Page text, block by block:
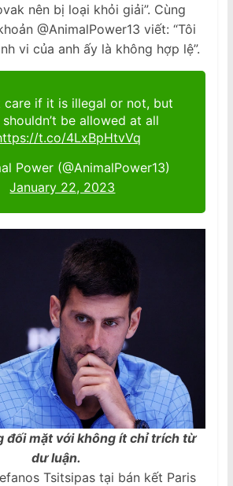
nên bị loại khỏi giải”. Cùng
@AnimalPower13 viết: “Tôi
vi của anh ấy là không hợp lệ”.
care if it is illegal or not, but
be allowed at all
t.co/4LxBpHtvVq
Power (@AnimalPower13)
January 22, 2023
đối mặt với không ít chỉ trích từ
dư luận.
Tsitsipas tại bán kết Paris